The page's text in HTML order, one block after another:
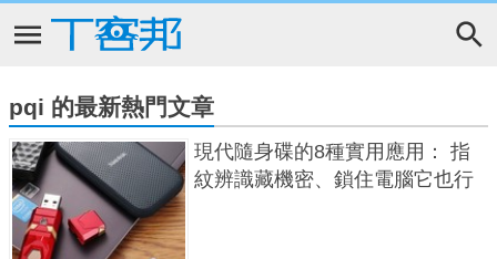
pqi 的最新熱門文章
現代隨身碟的8種實用應用： 指
紋辨識藏機密、鎖住電腦它也行